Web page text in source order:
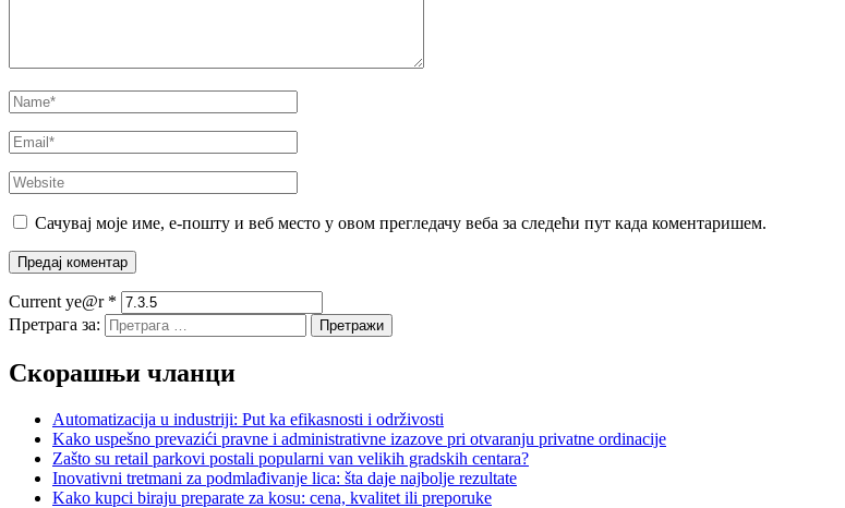
Сачувај моје име, е-пошту и веб место у овом прегледачу веба за следећи пут када коментаришем.
Current ye@r *
Претрага за:
Скорашњи чланци
Automatizacija u industriji: Put ka efikasnosti i održivosti
Kako uspešno prevazići pravne i administrativne izazove pri otvaranju privatne ordinacije
Zašto su retail parkovi postali popularni van velikih gradskih centara?
Inovativni tretmani za podmlađivanje lica: šta daje najbolje rezultate
Kako kupci biraju preparate za kosu: cena, kvalitet ili preporuke